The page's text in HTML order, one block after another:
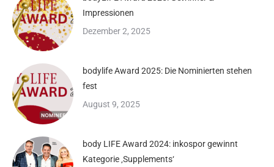
Impressionen
Dezember 2, 2025
bodylife Award 2025: Die Nominierten stehen
fest
August 9, 2025
body LIFE Award 2024: inkospor gewinnt
Kategorie ‚Supplements‘